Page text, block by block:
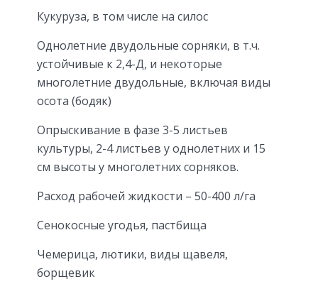
Кукуруза, в том числе на силос
Однолетние двудольные сорняки, в т.ч.
устойчивые к 2,4-Д, и некоторые
многолетние двудольные, включая виды
осота (бодяк)
Опрыскивание в фазе 3-5 листьев
культуры, 2-4 листьев у однолетних и 15
см высоты у многолетних сорняков.
Расход рабочей жидкости – 50-400 л/га
Сенокосные угодья, пастбища
Чемерица, лютики, виды щавеля,
борщевик